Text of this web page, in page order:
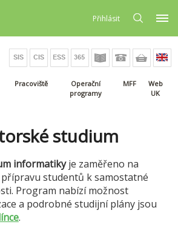
Přihlásit
Pracoviště
Operační
programy
MFF
Web
UK
studium
informatikyje zaměřeno na
studentů k samostatné
Program nabízí možnost
a podrobné studijní plány jsou
.